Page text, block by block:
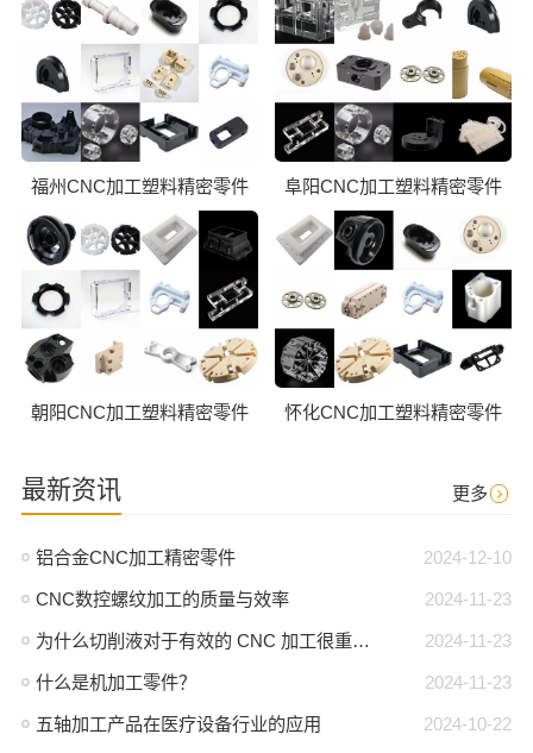
福州CNC加工塑料精密零件 阜阳CNC加工塑料精密零件
朝阳CNC加工塑料精密零件 怀化CNC加工塑料精密零件
最新资讯 更多
2024-12-10
铝合金CNC加工精密零件
2024-11-23
CNC数控螺纹加工的质量与效率
2024-11-23
为什么切削液对于有效的 CNC 加工很重要？
2024-11-23
什么是机加工零件？
2024-10-22
五轴加工产品在医疗设备行业的应用